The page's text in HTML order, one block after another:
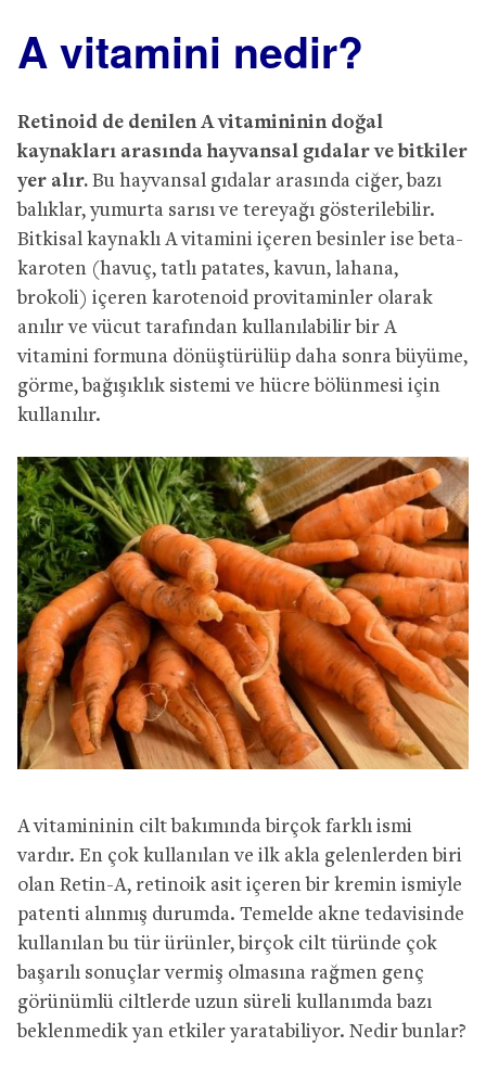
A vitamini nedir?
Retinoid de denilen A vitamininin doğal
kaynakları arasında hayvansal gıdalar ve bitkiler
yer alır. Bu hayvansal gıdalar arasında ciğer, bazı
balıklar, yumurta sarısı ve tereyağı gösterilebilir.
Bitkisal kaynaklı A vitamini içeren besinler ise beta-
karoten (havuç, tatlı patates, kavun, lahana,
brokoli) içeren karotenoid provitaminler olarak
anılır ve vücut tarafından kullanılabilir bir A
vitamini formuna dönüştürülüp daha sonra büyüme,
görme, bağışıklık sistemi ve hücre bölünmesi için
kullanılır.
A vitamininin cilt bakımında birçok farklı ismi
vardır. En çok kullanılan ve ilk akla gelenlerden biri
olan Retin-A, retinoik asit içeren bir kremin ismiyle
patenti alınmış durumda. Temelde akne tedavisinde
kullanılan bu tür ürünler, birçok cilt türünde çok
başarılı sonuçlar vermiş olmasına rağmen genç
görünümlü ciltlerde uzun süreli kullanımda bazı
beklenmedik yan etkiler yaratabiliyor. Nedir bunlar?